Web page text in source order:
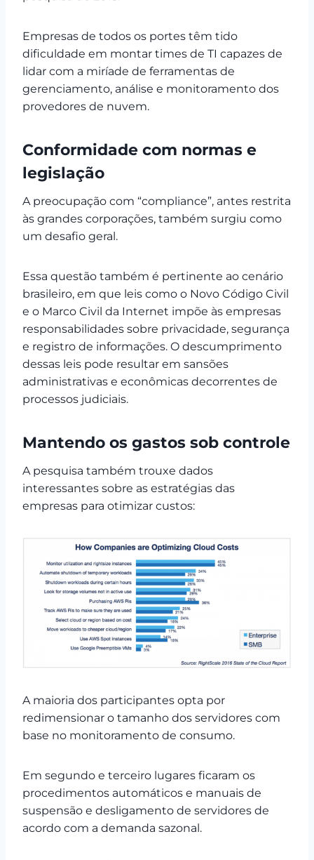
Empresas de todos os portes têm tido
dificuldade em montar times de TI capazes de
lidar com a miríade de ferramentas de
gerenciamento, análise e monitoramento dos
provedores de nuvem.
Conformidade com normas e
legislação
A preocupação com “compliance”, antes restrita
às grandes corporações, também surgiu como
um desafio geral.
Essa questão também é pertinente ao cenário
brasileiro, em que leis como o Novo Código Civil
e o Marco Civil da Internet impõe às empresas
responsabilidades sobre privacidade, segurança
e registro de informações. O descumprimento
dessas leis pode resultar em sansões
administrativas e econômicas decorrentes de
processos judiciais.
Mantendo os gastos sob controle
A pesquisa também trouxe dados
interessantes sobre as estratégias das
empresas para otimizar custos:
A maioria dos participantes opta por
redimensionar o tamanho dos servidores com
base no monitoramento de consumo.
Em segundo e terceiro lugares ficaram os
procedimentos automáticos e manuais de
suspensão e desligamento de servidores de
acordo com a demanda sazonal.